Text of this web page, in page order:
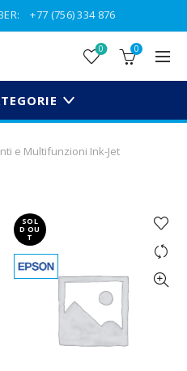
+77 (756) 334 876
0 0
e Multifunzioni Ink-Jet
SOL
D OU
T